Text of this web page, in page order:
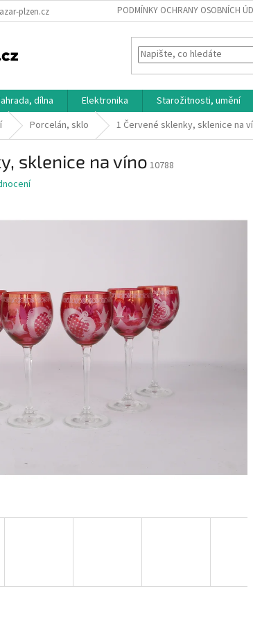
plzen.cz PODMÍNKY OCHRANY OSOBNÍCH
dílna Elektronika Starožitnosti, umění
Porcelán, sklo 1 Červené sklenky, sklenice na
sklenice na víno10788